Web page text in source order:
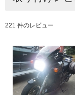
221 件のレビュー